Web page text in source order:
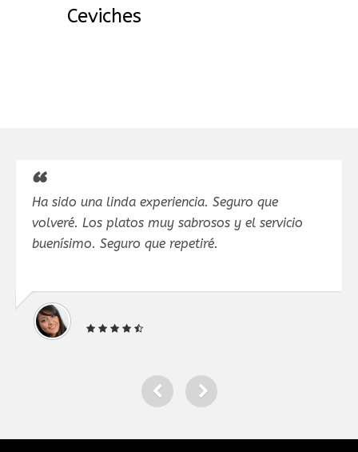
Ceviches
Ha sido una linda experiencia. Seguro que
volveré. Los platos muy sabrosos y el servicio
buenísimo. Seguro que repetiré.